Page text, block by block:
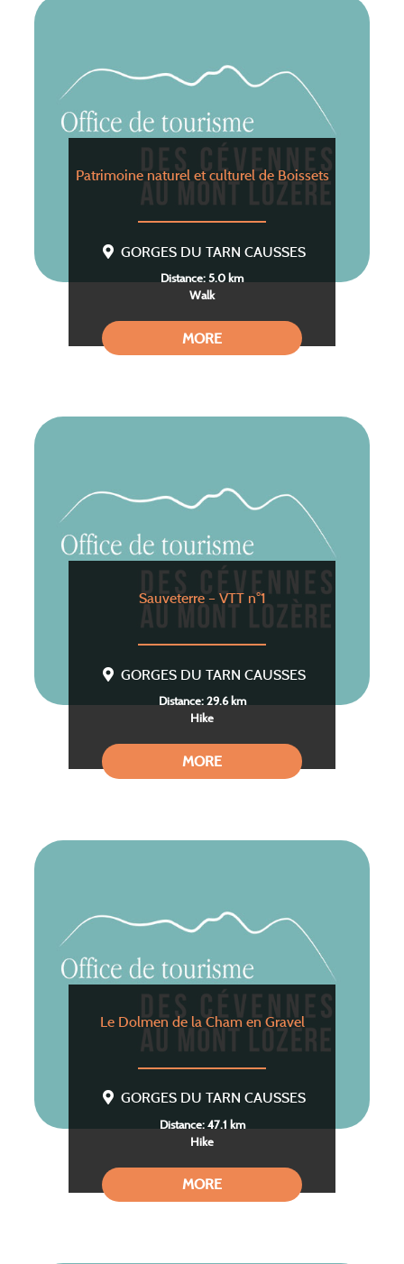
Patrimoine naturel et culturel de Boissets
GORGES DU TARN CAUSSES
Distance: 5.0 km
Walk
MORE
Sauveterre – VTT n°1
GORGES DU TARN CAUSSES
Distance: 29.6 km
Hike
MORE
Le Dolmen de la Cham en Gravel
GORGES DU TARN CAUSSES
Distance: 47.1 km
Hike
MORE